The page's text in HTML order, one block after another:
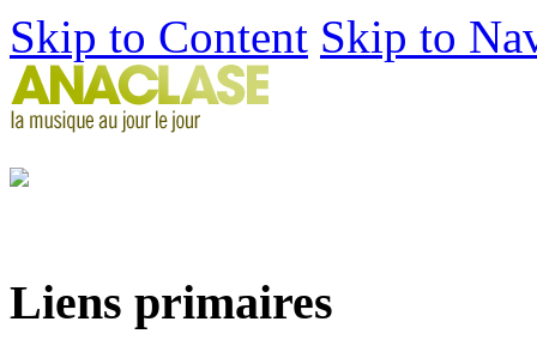
Skip to Content Skip to
Liens primaires